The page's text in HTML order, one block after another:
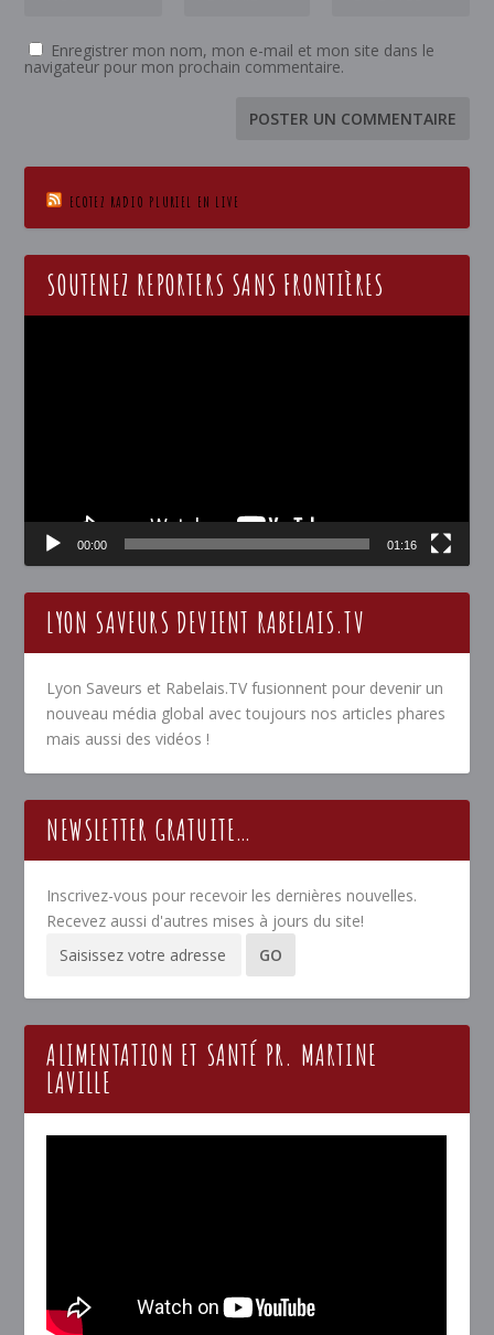
Enregistrer mon nom, mon e-mail et mon site dans le
navigateur pour mon prochain commentaire.
ECOTEZ RADIO PLURIEL EN LIVE
SOUTENEZ REPORTERS SANS FRONTIÈRES
00:00 01:16
LYON SAVEURS DEVIENT RABELAIS.TV
Lyon Saveurs et Rabelais.TV fusionnent pour devenir un
nouveau média global avec toujours nos articles phares
mais aussi des vidéos !
NEWSLETTER GRATUITE…
Inscrivez-vous pour recevoir les dernières nouvelles.
Recevez aussi d'autres mises à jours du site!
ALIMENTATION ET SANTÉ PR. MARTINE
LAVILLE